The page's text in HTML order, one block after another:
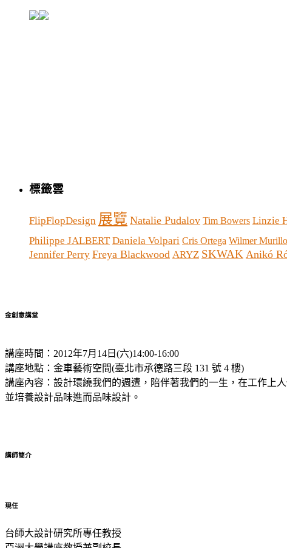
標籤雲
FlipFlopDesign 展覽 Natalie Pudalov Tim Bowers Linzie
Philippe JALBERT Daniela Volpari Cris Ortega Wilmer Murillo
Jennifer Perry Freya Blackwood ARYZ SKWAK Anikó
金創意講堂
講座時間：2012年7月14日(六)14:00-16:00
講座地點：金車藝術空間(臺北市承德路三段 131 號 4 樓)
講座內容：設計環繞我們的週遭，陪伴著我們的一生，在工作上
並培養設計品味進而品味設計。
講師簡介
現任
台師大設計研究所專任教授